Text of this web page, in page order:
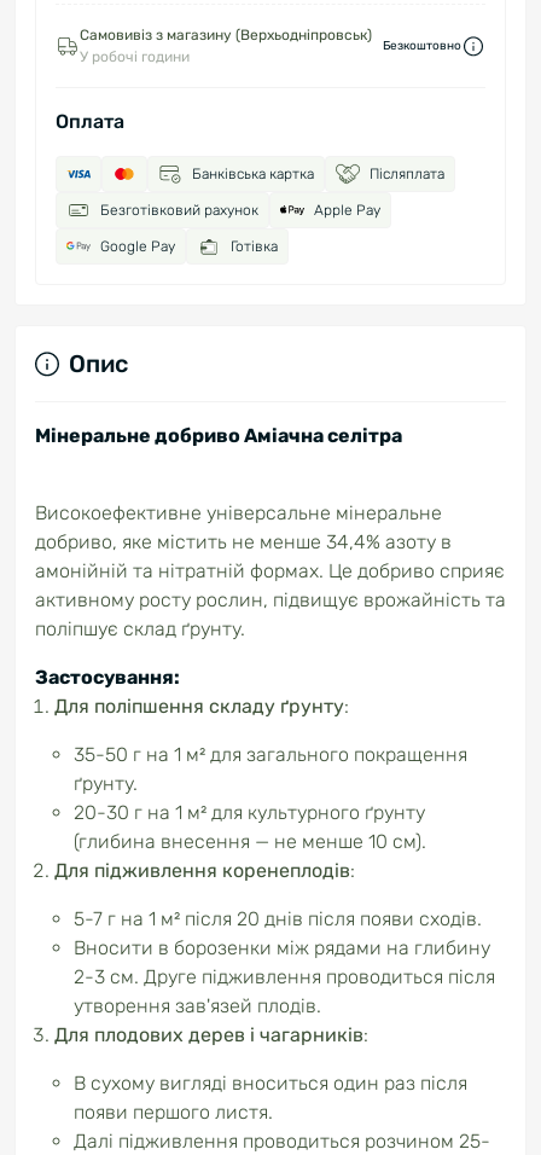
Самовивіз з магазину (Верхьодніпровськ)
У робочі години
Безкоштовно
Оплата
Банківська картка Післяплата
Безготівковий рахунок Apple Pay
Google Pay Готівка
Опис
Мінеральне добриво Аміачна селітра
Високоефективне універсальне мінеральне
добриво, яке містить не менше 34,4% азоту в
амонійній та нітратній формах. Це добриво сприяє
активному росту рослин, підвищує врожайність та
поліпшує склад ґрунту.
Застосування:
Для поліпшення складу ґрунту:
35-50 г на 1 м² для загального покращення
ґрунту.
20-30 г на 1 м² для культурного ґрунту
(глибина внесення — не менше 10 см).
Для підживлення коренеплодів:
5-7 г на 1 м² після 20 днів після появи сходів.
Вносити в борозенки між рядами на глибину
2-3 см. Друге підживлення проводиться після
утворення зав'язей плодів.
Для плодових дерев і чагарників:
В сухому вигляді вноситься один раз після
появи першого листя.
Далі підживлення проводиться розчином 25-